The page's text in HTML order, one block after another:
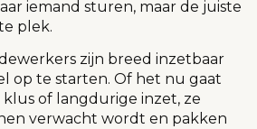
iemand sturen, maar de juiste
plek.
zijn breed inzetbaar
op te starten. Of het nu gaat
of langdurige inzet, ze
verwacht wordt en pakken